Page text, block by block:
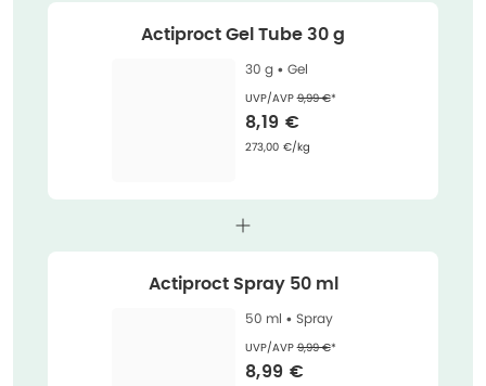
Actiproct Gel Tube 30 g
30 g • Gel
UVP/AVPEhemaliger Preis (U V P)
9,99 €*
Verkaufspreis
8,19 €
Grundpreis:
273,00 €/kg
Actiproct Spray 50 ml
50 ml • Spray
UVP/AVPEhemaliger Preis (U V P)
9,99 €*
Verkaufspreis
8,99 €